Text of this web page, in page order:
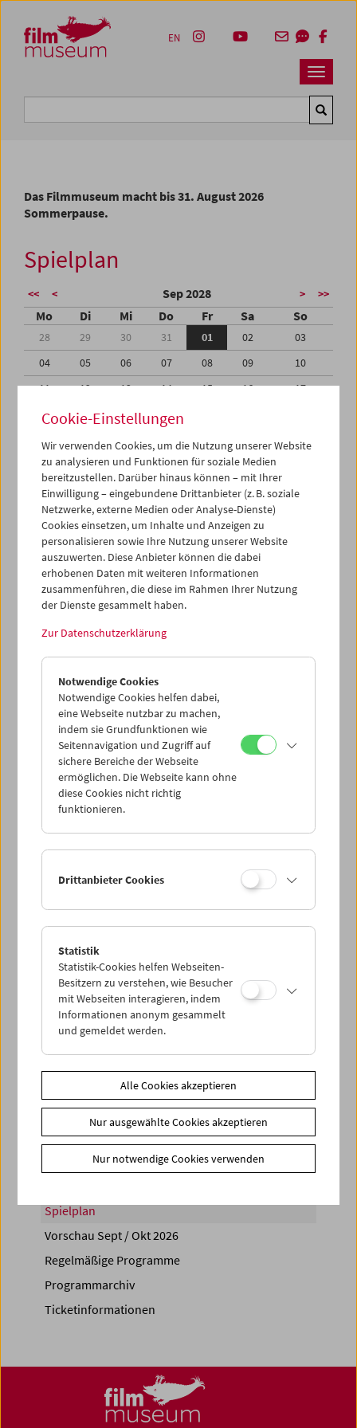
Zum Inhalt
Zum Hauptmenü
Zur Servicenavigation
Zum Suche
Navbar
EN
Das Filmmuseum macht bis 31. August 2026
Sommerpause.
Spielplan
<< < Sep 2028 > >>
Mo Di Mi Do Fr Sa So
28 29 30 31 01 02
03
04
05 06 07 08 09
10
11
12 13 14 15 16
17
18
19 20 21
25
27 29
01
02
03 04 05 06 07
iCalender
Programmheft-PDF
English language or subtitles
< Vorherige Woche
Mo 28.8.
Di 29.8.
Mi 30.8.
Do 31.8.
Sa 2.9.
PROGRAMM ÜBERBLICK
Share on
Spielplan
Vorschau Sept / Okt 2026
Regelmäßige Programme
Programmarchiv
Ticketinformationen
Cookie-Einstellungen
Wir verwenden Cookies, um die Nutzung unserer Website
zu analysieren und Funktionen für soziale Medien
bereitzustellen. Darüber hinaus können – mit Ihrer
Einwilligung – eingebundene Drittanbieter (z. B. soziale
Netzwerke, externe Medien oder Analyse-Dienste)
Cookies einsetzen, um Inhalte und Anzeigen zu
personalisieren sowie Ihre Nutzung unserer Website
auszuwerten. Diese Anbieter können die dabei
erhobenen Daten mit weiteren Informationen
zusammenführen, die diese im Rahmen Ihrer Nutzung
der Dienste gesammelt haben.
Zur Datenschutzerklärung
Notwendige Cookies
Notwendige Cookies helfen dabei,
eine Webseite nutzbar zu machen,
indem sie Grundfunktionen wie
Seitennavigation und Zugriff auf
sichere Bereiche der Webseite
ermöglichen. Die Webseite kann ohne
diese Cookies nicht richtig
funktionieren.
Drittanbieter Cookies
Statistik
Statistik-Cookies helfen Webseiten-
Besitzern zu verstehen, wie Besucher
mit Webseiten interagieren, indem
Informationen anonym gesammelt
und gemeldet werden.
Alle Cookies akzeptieren
Nur ausgewählte Cookies akzeptieren
Nur notwendige Cookies verwenden